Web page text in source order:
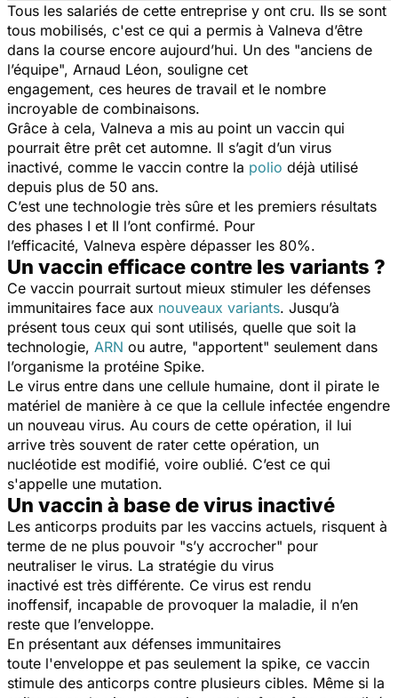
​Tous les salariés de cette entreprise y ont cru. Ils se sont
tous mobilisés, c'est ce qui a permis à Valneva d’être
dans la course encore aujourd’hui. Un des "anciens de
l’équipe", Arnaud Léon, souligne cet
engagement, ces heures de travail et le nombre
incroyable de combinaisons.
Grâce à cela, Valneva a mis au point un vaccin qui
pourrait être prêt cet automne. Il s’agit d’un virus
inactivé, comme le vaccin contre la polio déjà utilisé
depuis plus de 50 ans.
C’est une technologie très sûre et les premiers résultats
des phases I et II l’ont confirmé. Pour
l’efficacité, Valneva espère dépasser les 80%.
Un vaccin efficace contre les variants ?
Ce vaccin pourrait surtout mieux stimuler les défenses
immunitaires face aux nouveaux variants. Jusqu’à
présent tous ceux qui sont utilisés, quelle que soit la
technologie, ARN ou autre, "apportent" seulement dans
l’organisme la protéine Spike.
Le virus entre dans une cellule humaine, dont il pirate le
matériel de manière à ce que la cellule infectée engendre
un nouveau virus. Au cours de cette opération, il lui
arrive très souvent de rater cette opération, un
nucléotide est modifié, voire oublié. C’est ce qui
s'appelle une mutation.
Un vaccin à base de virus inactivé
Les anticorps produits par les vaccins actuels, risquent à
terme de ne plus pouvoir "s’y accrocher" pour
neutraliser le virus. La stratégie du virus
inactivé est très différente. Ce virus est rendu
inoffensif, incapable de provoquer la maladie, il n’en
reste que l’enveloppe.
En présentant aux défenses immunitaires
toute l'enveloppe et pas seulement la spike, ce vaccin
stimule des anticorps contre plusieurs cibles. Même si la